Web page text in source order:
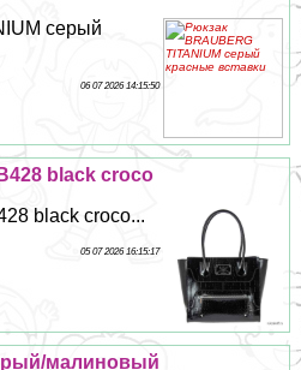
серый
06 07 2026 14:15:50
black croco
black croco...
05 07 2026 16:15:17
малиновый